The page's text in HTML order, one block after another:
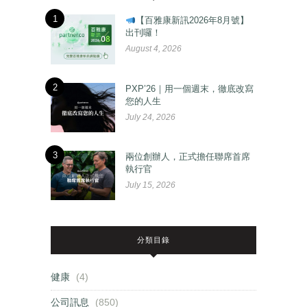
1
【百雅康新訊2026年8月號】
出刊囉！
August 4, 2026
2
PXP’26｜用一個週末，徹底改寫
您的人生
July 24, 2026
3
兩位創辦人，正式擔任聯席首席
執行官
July 15, 2026
分類目錄
健康 (4)
公司訊息 (850)